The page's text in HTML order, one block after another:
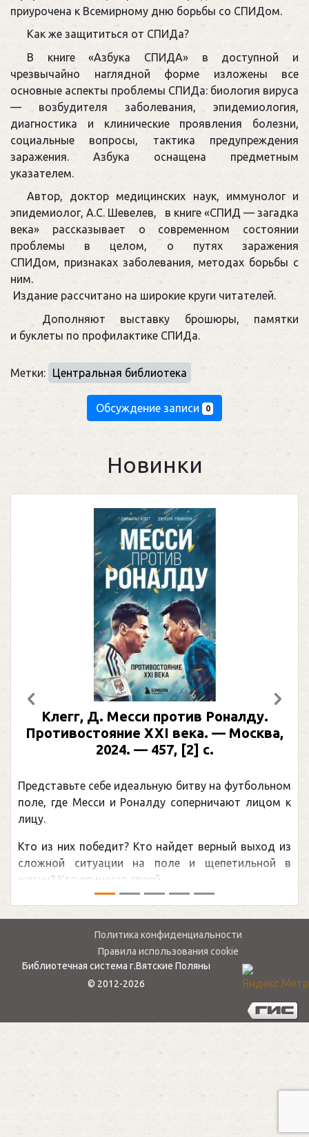
приурочена к Всемирному дню борьбы со СПИДом.
Как же защититься от СПИДа?
В книге «Азбука СПИДА» в доступной и
чрезвычайно наглядной форме изложены все
основные аспекты проблемы СПИДа: биология вируса
— возбудителя заболевания, эпидемиология,
диагностика и клинические проявления болезни,
социальные вопросы, тактика предупреждения
заражения. Азбука оснащена предметным
указателем.
Автор, доктор медицинских наук, иммунолог и
эпидемиолог, А.С. Шевелев, в книге «СПИД — загадка
века» рассказывает о современном состоянии
проблемы в целом, о путях заражения
СПИДом, признаках заболевания, методах борьбы с
ним.
Издание рассчитано на широкие круги читателей.
Дополняют выставку брошюры, памятки
и буклеты по профилактике СПИДа.
Метки: Центральная библиотека
Обсуждение записи 0
Новинки
Клегг, Д. Месси против Роналду.
Противостояние XXI века. — Москва,
2024. — 457, [2] с.
Представьте себе идеальную битву на футбольном
поле, где Месси и Роналду соперничают лицом к
лицу.
Кто из них победит? Кто найдет верный выход из
сложной ситуации на поле и щепетильной в
жизни? Кто принесет своей ...
Предыдущий
Политика конфиденциальности
Правила использования cookie
Библиотечная система г.Вятские Поляны
© 2012-2026